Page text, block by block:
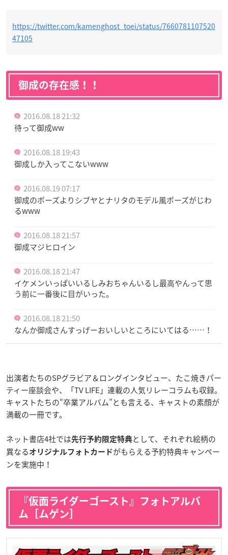
https://twitter.com/kamenghost_toei/status/7660781107520
47105
御成の存在感！！
2016.08.18 21:32
待って御成ww
2016.08.18 19:43
御成しか入ってこないwww
2016.08.19 07:17
御成のポーズよりシブヤとナリタのモデル風ポーズがじわ
るwww
2016.08.18 21:57
御成マジヒロイン
2016.08.18 21:47
イケメンいっぱいいるしみおちゃんいるし最高やんって思
う前に一番後に目がいった。
2016.08.18 21:50
なんか御成さんすっげーおいしいところにいてはる……！
出演者たちのSPグラビア＆ロングインタビュー、たこ焼きパー
ティー座談会や、「TV LIFE」連載の人気リレーコラムも収録。
キャストたちの“卒業アルバム”とも言える、キャストの素顔が
満載の一冊です。
ネット書店4社では先行予約限定特典として、それぞれ絵柄の
異なる オリジナルフォトカードがもらえる予約特典キャンペー
ンを実施中！
『仮面ライダーゴースト』フォトアルバ
ム［ムゲン］